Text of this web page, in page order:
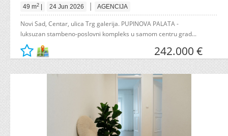
49 m2 24 Jun 2026 | AGENCIJA
Novi Sad, Centar, ulica Trg galerija. PUPINOVA PALATA -
luksuzan stambeno-poslovni kompleks u samom centru grad...
242.000 €